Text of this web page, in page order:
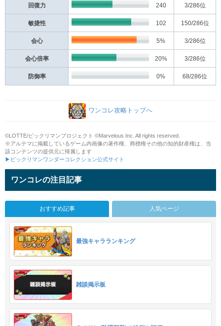
回復力 240 3/286位
敏捷性 102 150/286位
会心 5% 3/286位
会心倍率 20% 3/286位
防御率 0% 68/286位
ワンコレ攻略トップへ
©LOTTE/ビックリマンプロジェクト ©Marvelous Inc. All rights reserved.
※アルテマに掲載しているゲーム内画像の著作権、商標権その他の知的財産権は、当
該コンテンツの提供元に帰属します
▶ビックリマンワンダーコレクション公式サイト
ワンコレの注目記事
おすすめ記事 人気ページ
最強キャラランキング
雑談掲示板